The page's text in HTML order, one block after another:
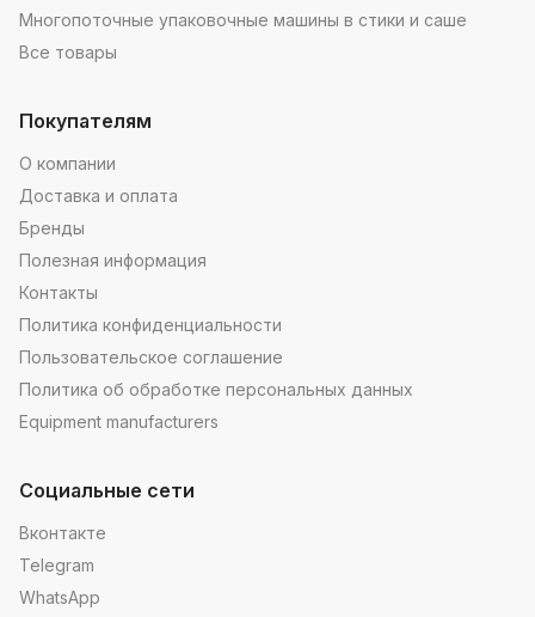
Многопоточные упаковочные машины в стики и саше
Все товары
Покупателям
О компании
Доставка и оплата
Бренды
Полезная информация
Контакты
Политика конфиденциальности
Пользовательское соглашение
Политика об обработке персональных данных
Equipment manufacturers
Социальные сети
Вконтакте
Telegram
WhatsApp